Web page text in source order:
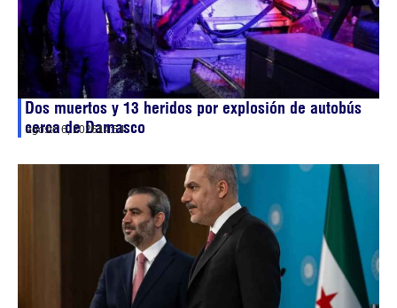
Dos muertos y 13 heridos por explosión de autobús
cerca de Damasco
agosto 6, 202614:54